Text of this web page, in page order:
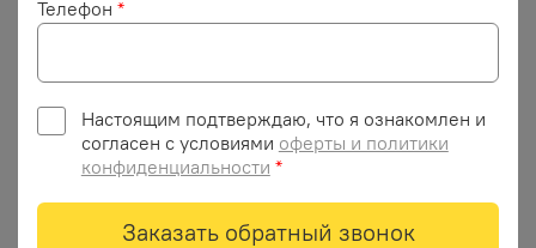
680 ₽
Вымпел тройной Volvo
синей вышивкой)
250 ₽
кант)
Телефон *
Настоящим подтверждаю, что я ознакомлен и
согласен с условиями оферты и политики
конфиденциальности *
Заказать обратный звонок